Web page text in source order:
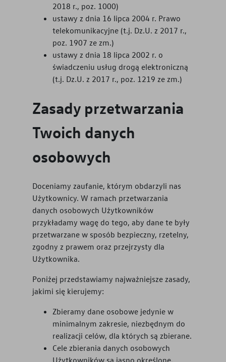
2018 r., poz. 1000)
ustawy z dnia 16 lipca 2004 r. Prawo
telekomunikacyjne (t.j. Dz.U. z 2017 r.,
poz. 1907 ze zm.)
ustawy z dnia 18 lipca 2002 r. o
świadczeniu usług drogą elektroniczną
(t.j. Dz.U. z 2017 r., poz. 1219 ze zm.)
Zasady przetwarzania
Twoich danych
osobowych
Doceniamy zaufanie, którym obdarzyli nas
Użytkownicy. W ramach przetwarzania
danych osobowych Użytkowników
przykładamy wagę do tego, aby dane te były
przetwarzane w sposób bezpieczny, rzetelny,
zgodny z prawem oraz przejrzysty dla
Użytkownika.
Poniżej przedstawiamy najważniejsze zasady,
jakimi się kierujemy:
Zbieramy dane osobowe jedynie w
minimalnym zakresie, niezbędnym do
realizacji celów, dla których są zbierane.
Cele zbierania danych osobowych
Użytkowników są jasno określone,